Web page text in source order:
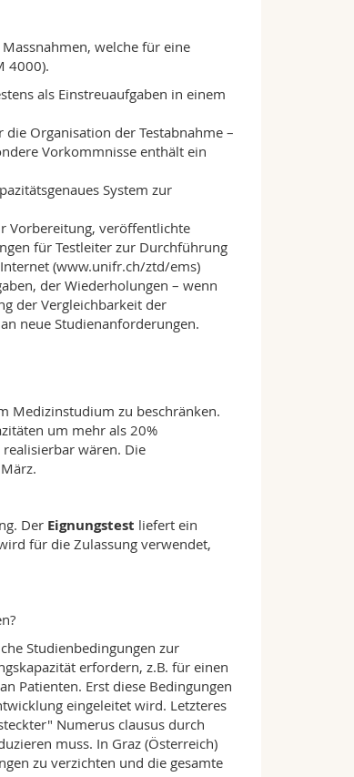
welche für eine
4000).
als Einstreuaufgaben in einem
Organisation der Testabnahme –
Vorkommnisse enthält ein
System zur
Vorbereitung, veröffentlichte
für Testleiter zur Durchführung
(www.unifr.ch/ztd/ems)
der Wiederholungen – wenn
der Vergleichbarkeit der
neue Studienanforderungen.
Medizinstudium zu beschränken.
um mehr als 20%
wären. Die
Der Eignungstest liefert ein
für die Zulassung verwendet,
Studienbedingungen zur
erfordern, z.B. für einen
Patienten. Erst diese Bedingungen
eingeleitet wird. Letzteres
Numerus clausus durch
muss. In Graz (Österreich)
zu verzichten und die gesamte